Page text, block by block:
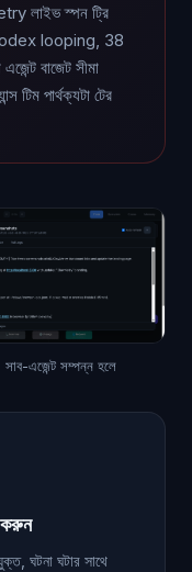
লাইভ স্পন ট্রি
looping, 38
বাজেট সীমা
টিম পার্থক্যটা টের
সাব-এজেন্ট সম্পন্ন হলে
করুন
ঘটনা ঘটার সাথে